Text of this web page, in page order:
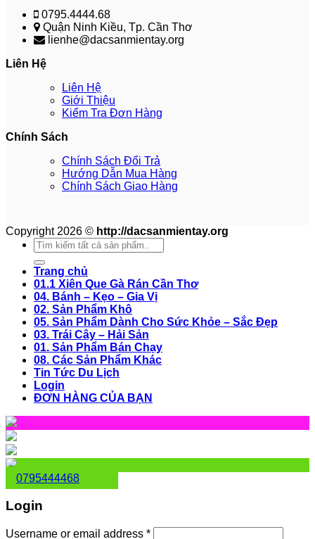
0795.4444.68
Quận Ninh Kiều, Tp. Cần Thơ
lienhe@dacsanmientay.org
Liên Hệ
Liên Hệ
Giới Thiệu
Kiểm Tra Đơn Hàng
Chính Sách
Chính Sách Đổi Trả
Hướng Dẫn Mua Hàng
Chính Sách Giao Hàng
Copyright 2026 © http://dacsanmientay.org
Search
for:
Trang chủ
01.1 Xiên Que Gà Rán Cần Thơ
04. Bánh – Kẹo – Gia Vị
02. Sản Phẩm Khô
05. Sản Phẩm Dành Cho Sức Khỏe – Sắc Đẹp
03. Trái Cây – Hải Sản
01. Sản Phẩm Bán Chạy
08. Các Sản Phẩm Khác
Tin Tức Du Lịch
Login
ĐƠN HÀNG CỦA BẠN
0795444468
Login
Username or email address *